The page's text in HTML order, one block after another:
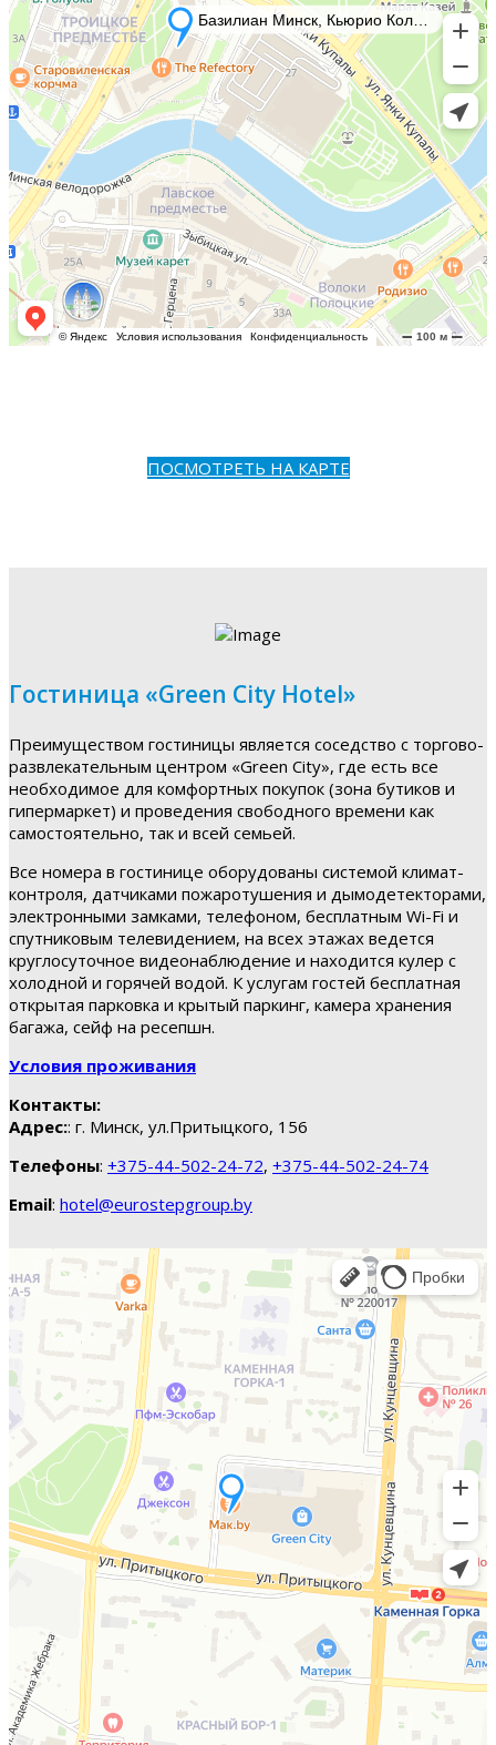
ПОСМОТРЕТЬ НА КАРТЕ
Гостиница «Green City Hotel»
Преимуществом гостиницы является соседство с торгово-
развлекательным центром «Green City», где есть все
необходимое для комфортных покупок (зона бутиков и
гипермаркет) и проведения свободного времени как
самостоятельно, так и всей семьей.
Все номера в гостинице оборудованы системой климат-
контроля, датчиками пожаротушения и дымодетекторами,
электронными замками, телефоном, бесплатным Wi-Fi и
спутниковым телевидением, на всех этажах ведется
круглосуточное видеонаблюдение и находится кулер с
холодной и горячей водой. К услугам гостей бесплатная
открытая парковка и крытый паркинг, камера хранения
багажа, сейф на ресепшн.
Условия проживания
Контакты:
Адрес:: г. Минск, ул.Притыцкого, 156
Телефоны: +375-44-502-24-72, +375-44-502-24-74
Email: hotel@eurostepgroup.by